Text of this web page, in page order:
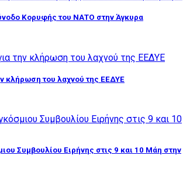
Κορυφής του ΝΑΤΟ στην Άγκυρα
κλήρωση του λαχνού της ΕΕΔΥΕ
Συμβουλίου Ειρήνης στις 9 και 10 Μάη στην